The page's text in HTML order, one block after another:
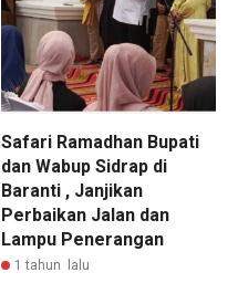
Safari Ramadhan Bupati
dan Wabup Sidrap di
Baranti , Janjikan
Perbaikan Jalan dan
Lampu Penerangan
1 tahun lalu